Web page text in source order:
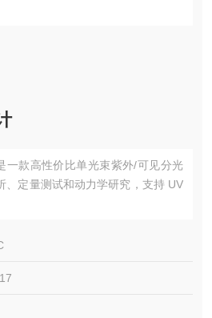
一款高性价比单光束紫外/可见分光
、定量测试和动力学研究，支持 UV